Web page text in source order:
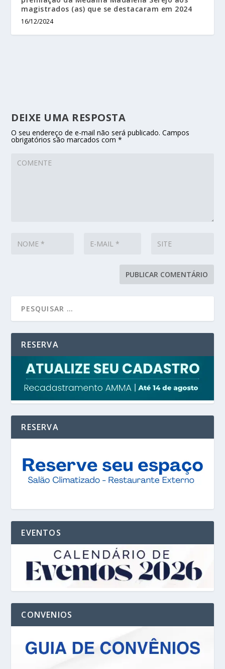
magistrados (as) que se destacaram em 2024
16/12/2024
DEIXE UMA RESPOSTA
O seu endereço de e-mail não será publicado. Campos
obrigatórios são marcados com*
RESERVA
RESERVA
EVENTOS
CONVENIOS